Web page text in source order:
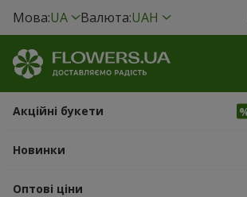
Мова:UA Валюта:UAH
Акційні букети
Новинки
Оптові ціни